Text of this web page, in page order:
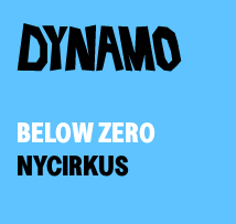
BELOW ZERO
NYCIRKUS